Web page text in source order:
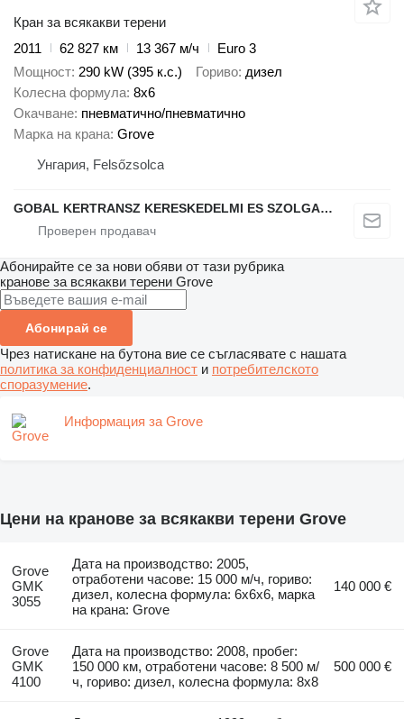
Кран за всякакви терени
2011
62 827 км 13 367 м/ч
Euro 3
Мощност 290 kW (395 к.с.) Гориво дизел
Колесна формула 8x6
Окачване пневматично/пневматично
Марка на крана Grove
Унгария, Felsőzsolca
GOBAL KERTRANSZ KERESKEDELMI ES SZOLGALTATO KFT.
Абонирайте се за нови обяви от тази рубрика
кранове за всякакви терени Grove
Абонирай се
Чрез натискане на бутона вие се съгласявате с нашата
политика за конфиденциалност и потребителското
споразумение.
Информация за Grove
Цени на кранове за всякакви терени Grove
Grove
GMK
3055
Дата на производство: 2005,
отработени часове: 15 000 м/ч, гориво:
дизел, колесна формула: 6x6x6, марка
на крана: Grove
140 000 €
Grove
GMK
4100
Дата на производство: 2008, пробег:
150 000 км, отработени часове: 8 500 м/
ч, гориво: дизел, колесна формула: 8x8
500 000 €